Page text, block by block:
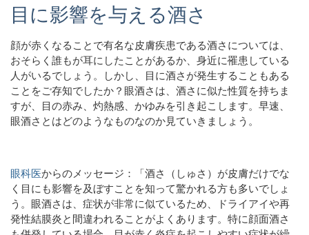
目に影響を与える酒さ
顔が赤くなることで有名な皮膚疾患である酒さについては、
おそらく誰もが耳にしたことがあるか、身近に罹患している
人がいるでしょう。しかし、目に酒さが発生することもある
ことをご存知でしたか？眼酒さは、酒さに似た性質を持ちま
すが、目の赤み、灼熱感、かゆみを引き起こします。早速、
眼酒さとはどのようなものなのか見ていきましょう。
眼科医からのメッセージ ：「酒さ（しゅさ）が皮膚だけでな
く目にも影響を及ぼすことを知って驚かれる方も多いでしょ
う。眼酒さは、症状が非常に似ているため、ドライアイや再
発性結膜炎と間違われることがよくあります。特に顔面酒さ